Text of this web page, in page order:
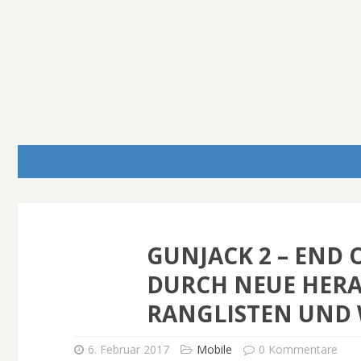
GUNJACK 2 – END
DURCH NEUE
RANGLISTEN UND
6. Februar 2017 Mobile 0 Kommentare